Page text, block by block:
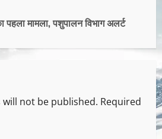
पहला मामला, पशुपालन विभाग अलर्ट
not be published. Required